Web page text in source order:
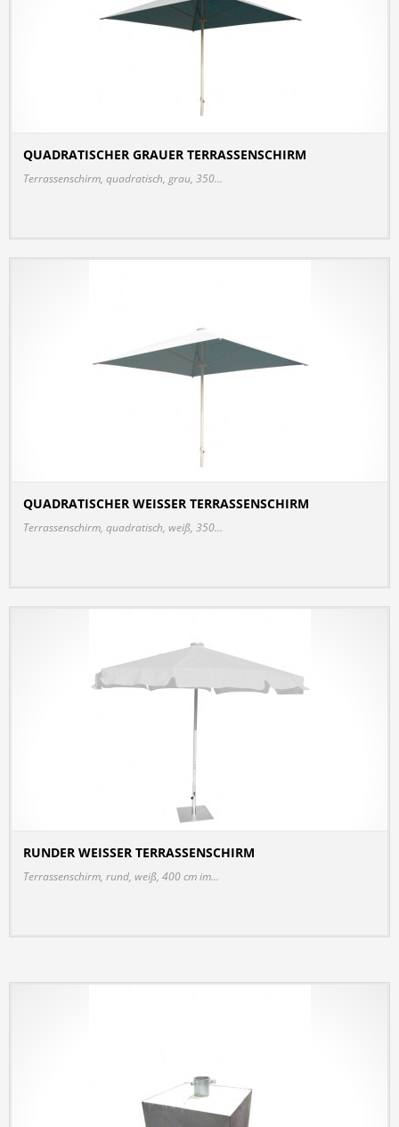
QUADRATISCHER GRAUER TERRASSENSCHIRM
Terrassenschirm, quadratisch, grau, 350...
QUADRATISCHER WEISSER TERRASSENSCHIRM
Terrassenschirm, quadratisch, weiß, 350...
RUNDER WEISSER TERRASSENSCHIRM
Terrassenschirm, rund, weiß, 400 cm im...